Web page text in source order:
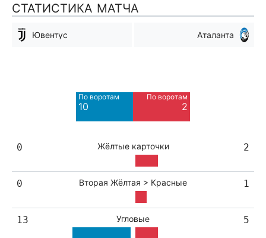
СТАТИСТИКА МАТЧА
Ювентус Аталанта
По воротам
10
По воротам
2
0 Жёлтые карточки 2
0 Вторая Жёлтая > Красные 1
13 Угловые 5